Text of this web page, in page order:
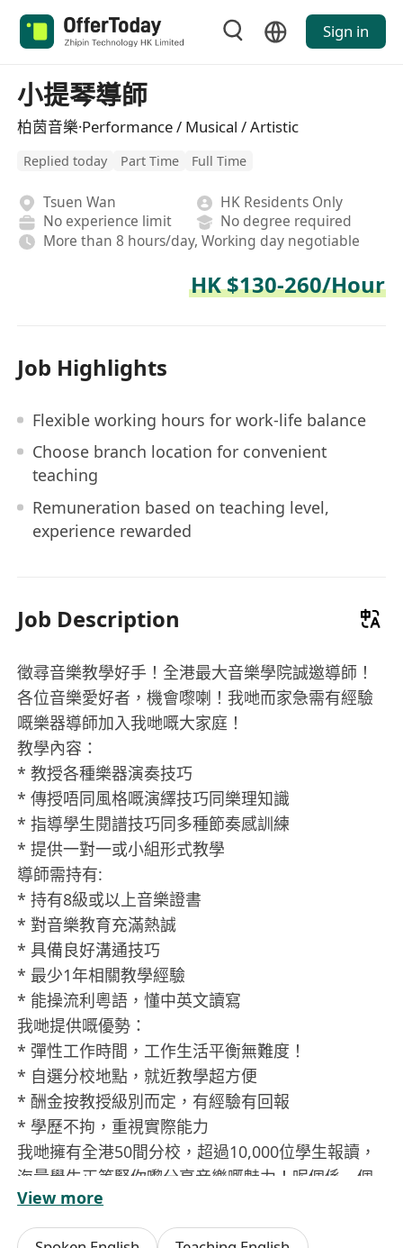
Sign in
小提琴導師
柏茵音樂·Performance / Musical / Artistic
Replied today Part Time Full Time
Tsuen Wan
HK Residents Only
No experience limit
No degree required
More than 8 hours/day, Working day negotiable
HK $130-260/Hour
Job Highlights
Flexible working hours for work-life balance
Choose branch location for convenient
teaching
Remuneration based on teaching level,
experience rewarded
Job Description
徵尋音樂教學好手！全港最大音樂學院誠邀導師！
各位音樂愛好者，機會嚟喇！我哋而家急需有經驗
嘅樂器導師加入我哋嘅大家庭！
教學內容：
* 教授各種樂器演奏技巧
* 傳授唔同風格嘅演繹技巧同樂理知識
* 指導學生閱譜技巧同多種節奏感訓練
* 提供一對一或小組形式教學
導師需持有:
* 持有8級或以上音樂證書
* 對音樂教育充滿熱誠
* 具備良好溝通技巧
* 最少1年相關教學經驗
* 能操流利粵語，懂中英文讀寫
我哋提供嘅優勢：
* 彈性工作時間，工作生活平衡無難度！
* 自選分校地點，就近教學超方便
* 酬金按教授級別而定，有經驗有回報
* 學歷不拘，重視實際能力
我哋擁有全港50間分校，超過10,000位學生報讀，
海量學生正等緊你嚟分享音樂嘅魅力！呢個係一個
絕佳機會，讓你將對音樂嘅熱愛轉化為有意義嘅事
業！
View more